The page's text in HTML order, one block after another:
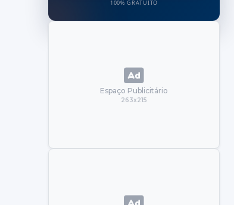
100% GRATUITO
Espaço Publicitário
263x215